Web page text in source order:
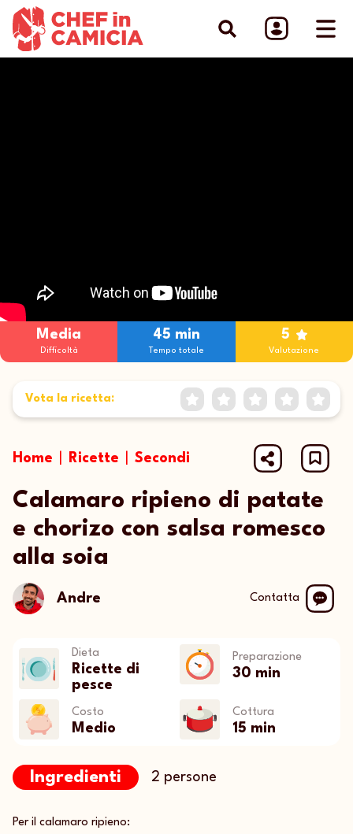
Media
Difficoltà
45 min
Tempo totale
5
Valutazione
Vota la ricetta:
1 Star
2 Stars
3 Stars
4 Stars
5
Home Ricette Secondi
Calamaro ripieno di patate
e chorizo con salsa romesco
alla soia
Andre Contatta
Dieta
Ricette di
pesce
Preparazione
30 min
Costo
Medio
Cottura
15 min
Ingredienti 2 persone
Per il calamaro ripieno: